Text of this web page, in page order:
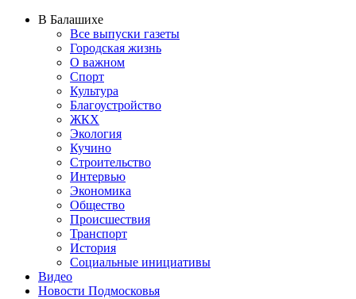
В Балашихе
Все выпуски газеты
Городская жизнь
О важном
Спорт
Культура
Благоустройство
ЖКХ
Экология
Кучино
Строительство
Интервью
Экономика
Общество
Происшествия
Транспорт
История
Социальные инициативы
Видео
Новости Подмосковья